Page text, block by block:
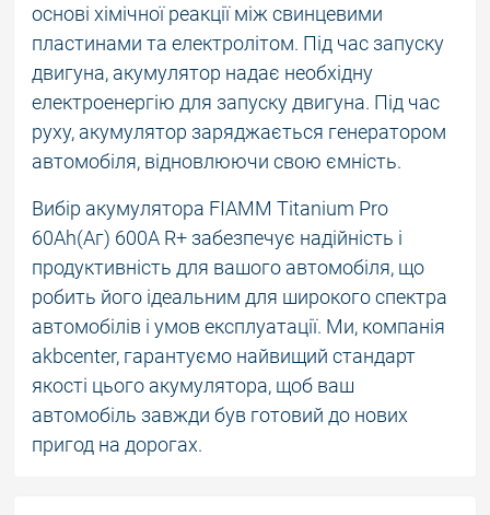
основі хімічної реакції між свинцевими
пластинами та електролітом. Під час запуску
двигуна, акумулятор надає необхідну
електроенергію для запуску двигуна. Під час
руху, акумулятор заряджається генератором
автомобіля, відновлюючи свою ємність.
Вибір акумулятора FIAMM Titanium Pro
60Аh(Аг) 600А R+ забезпечує надійність і
продуктивність для вашого автомобіля, що
робить його ідеальним для широкого спектра
автомобілів і умов експлуатації. Ми, компанія
akbcenter, гарантуємо найвищий стандарт
якості цього акумулятора, щоб ваш
автомобіль завжди був готовий до нових
пригод на дорогах.